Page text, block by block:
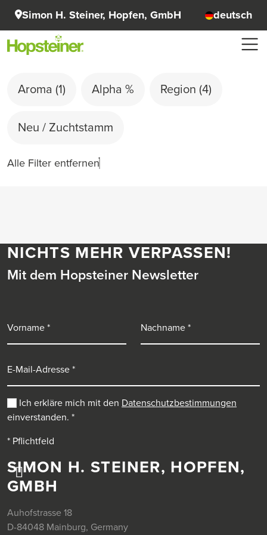
Simon H. Steiner, Hopfen, GmbH deutsch
Aroma (1) Alpha % Region (4)
Neu / Zuchtstamm
Alle Filter entfernen
SIMON H. STEINER, HOPFEN,
GMBH
Auhofstrasse 18
D-84048 Mainburg, Germany
NICHTS MEHR VERPASSEN!
Mit dem Hopsteiner Newsletter
Ich erkläre mich mit den Datenschutzbestimmungen
einverstanden. *
* Pflichtfeld